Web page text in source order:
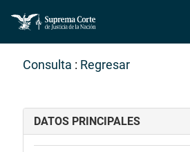
Consulta : Regresar
DATOS PRINCIPALES